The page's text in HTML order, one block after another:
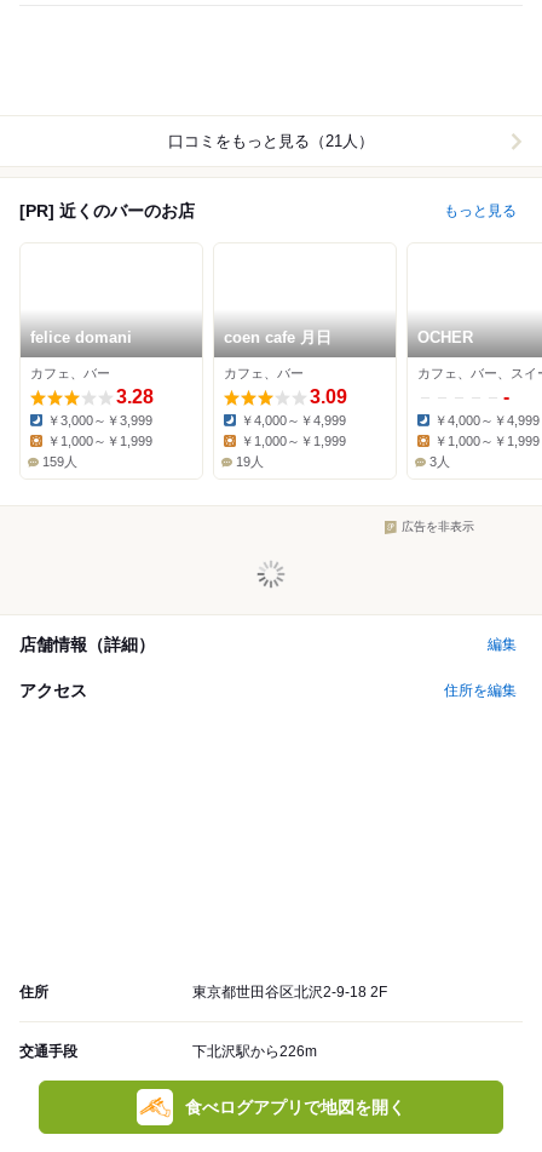
口コミをもっと見る（21人）
[PR] 近くのバーのお店 もっと見る
felice domani
カフェ、バー
3.28
Dinner:
￥3,000～￥3,999
￥1,000～￥1,999
159人
coen cafe 月日
カフェ、バー
3.09
Dinner:
￥4,000～￥4,999
Lunch:
￥1,000～￥1,999
19人
OCHER
カフェ、バー、スイ
-
Dinner:
￥4,000～￥4,999
Lunch:
￥1,000～￥1,999
3人
広告を非表示
店舗情報（詳細） 編集
アクセス 住所を編集
住所 東京都世田谷区北沢2-9-18 2F
交通手段 下北沢駅から226m
食べログアプリで地図を開く